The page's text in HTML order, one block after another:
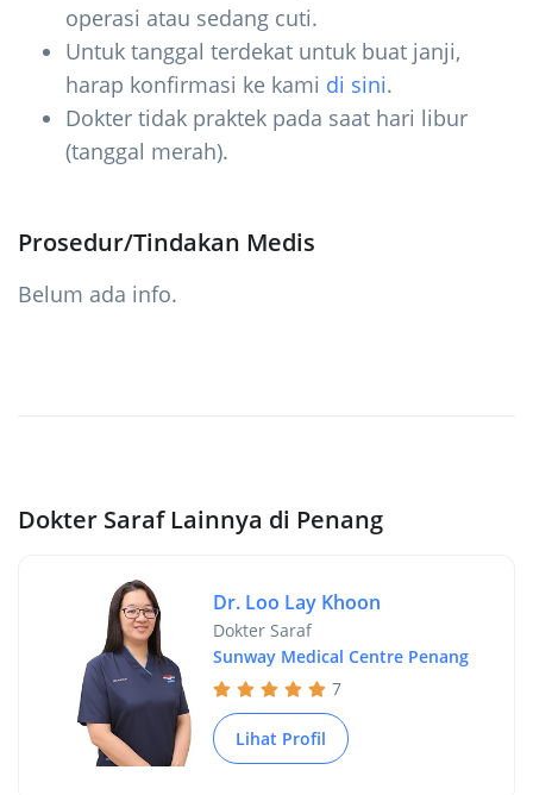
operasi atau sedang cuti.
Untuk tanggal terdekat untuk buat janji,
harap konfirmasi ke kami di sini.
Dokter tidak praktek pada saat hari libur
(tanggal merah).
Prosedur/Tindakan Medis
Belum ada info.
Dokter Saraf Lainnya di Penang
Dr. Loo Lay Khoon
Dokter Saraf
Sunway Medical Centre Penang
7
Lihat Profil